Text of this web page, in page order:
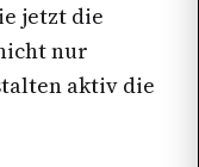
jetzt die
nur
aktiv die